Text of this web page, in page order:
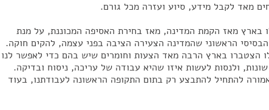
מאד לקבל מידע, סיוע ועזרה מכל גורם.
בארץ מאז הקמת המדינה, מאז בחירת האסיפה המכוננת, על מנת
הראשוני שהמדינה הצעירה הציבה בפני עצמה, להקים חוקה.
הצטברו בארץ הרבה מאד הצעות וחומרים שיש בהם כדי לאפשר לנו
ולנסות לעשות איזו שהיא עבודה של עריכה, ניסוח ובדיקה.
להתחיל להתבצע רק בתום התקופה הראשונה לעבודתנו, בעוד